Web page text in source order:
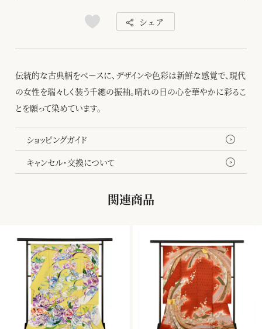
シェア
伝統的な古典柄をベースに、デザインや色彩は新鮮な感覚で、現代
の女性を瑞々しく装う千總の振袖。晴れの日の心を華やかに彩るこ
とを願って染めています。
ショッピングガイド
キャンセル・交換について
関連商品